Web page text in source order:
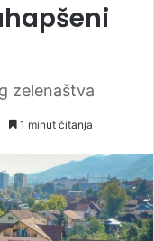
zelenaštva
1 minut čitanja